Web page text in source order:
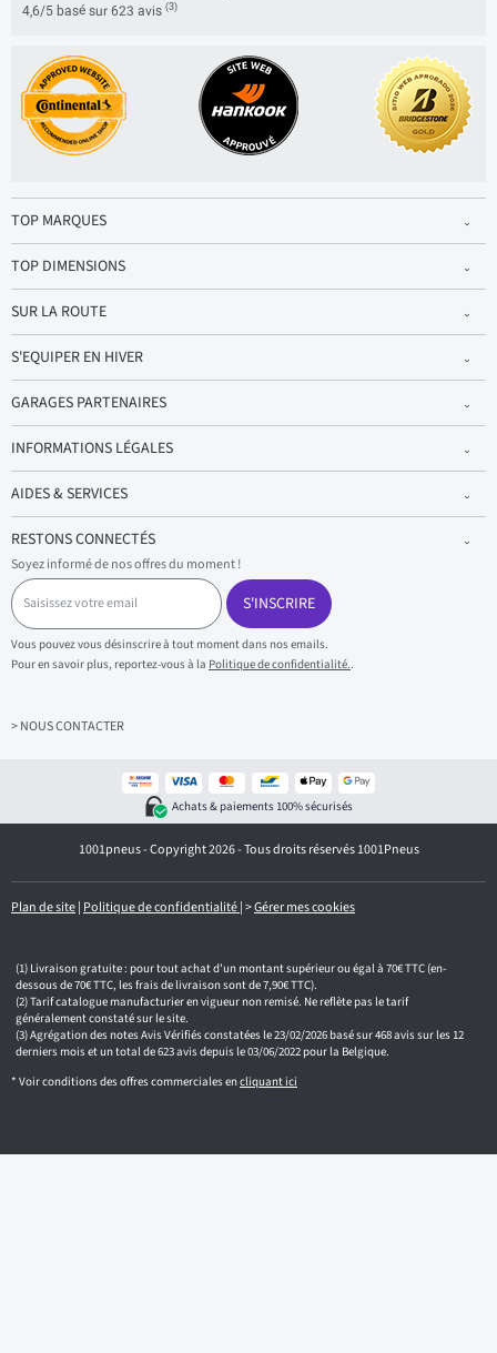
4,6/5 basé sur 623 avis (3)
TOP MARQUES
TOP DIMENSIONS
SUR LA ROUTE
S'EQUIPER EN HIVER
GARAGES PARTENAIRES
INFORMATIONS LÉGALES
AIDES & SERVICES
RESTONS CONNECTÉS
Soyez informé de nos offres du moment !
S
a
i
s
i
s
z
i
l
S'INSCRIRE
Vous pouvez vous désinscrire à tout moment dans nos emails.
Pour en savoir plus, reportez-vous à la Politique de confidentialité..
> NOUS CONTACTER
Achats & paiements 100% sécurisés
1001pneus - Copyright 2026 - Tous droits réservés 1001Pneus
Plan de site| Politique de confidentialité|>Gérer mes cookies
Livraison gratuite : pour tout achat d'un montant supérieur ou égal à 70€ TTC (en-
dessous de 70€ TTC, les frais de livraison sont de 7,90€ TTC).
Tarif catalogue manufacturier en vigueur non remisé. Ne reflète pas le tarif
généralement constaté sur le site.
Agrégation des notes Avis Vérifiés constatées le 23/02/2026 basé sur 468 avis sur les 12
derniers mois et un total de 623 avis depuis le 03/06/2022 pour la Belgique.
* Voir conditions des offres commerciales encliquant ici